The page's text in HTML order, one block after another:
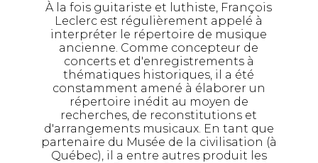
À la fois guitariste et luthiste, François
Leclerc est régulièrement appelé à
interpréter le répertoire de musique
ancienne. Comme concepteur de
concerts et d'enregistrements à
thématiques historiques, il a été
constamment amené à élaborer un
répertoire inédit au moyen de
recherches, de reconstitutions et
d'arrangements musicaux. En tant que
partenaire du Musée de la civilisation (à
Québec), il a entre autres produit les